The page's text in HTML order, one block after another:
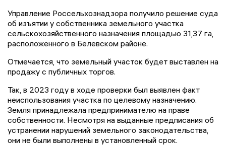
Управление Россельхознадзора получило решение суда
об изъятии у собственника земельного участка
сельскохозяйственного назначения площадью 31,37 га,
расположенного в Белевском районе.
Отмечается, что земельный участок будет выставлен на
продажу с публичных торгов.
Так, в 2023 году в ходе проверки был выявлен факт
неиспользования участка по целевому назначению.
Земля принадлежала предпринимателю на праве
собственности. Несмотря на выданные предписания об
устранении нарушений земельного законодательства,
они не были выполнены в установленный срок.